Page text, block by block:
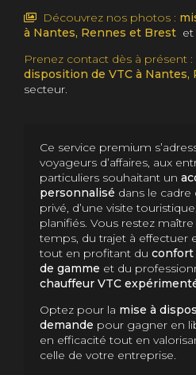
Découvrez nos photos :
à Nantes, Rennes et Brest et
Prenez contact dès à présent :
disposition de VTC à
secteur.
Ce service premium
voyageurs d’affaires, aux
particuliers souhaitant un
personnalisé dans le cadre
privé, d’une visite
planifiés. Vous restez
temps, du trajet à effectuer
tout en profitant du confort
de gamme et du
chauffeur VTC
Optez pour la mise à
demande pour gagner en
en efficacité tout en
celle de votre entreprise.